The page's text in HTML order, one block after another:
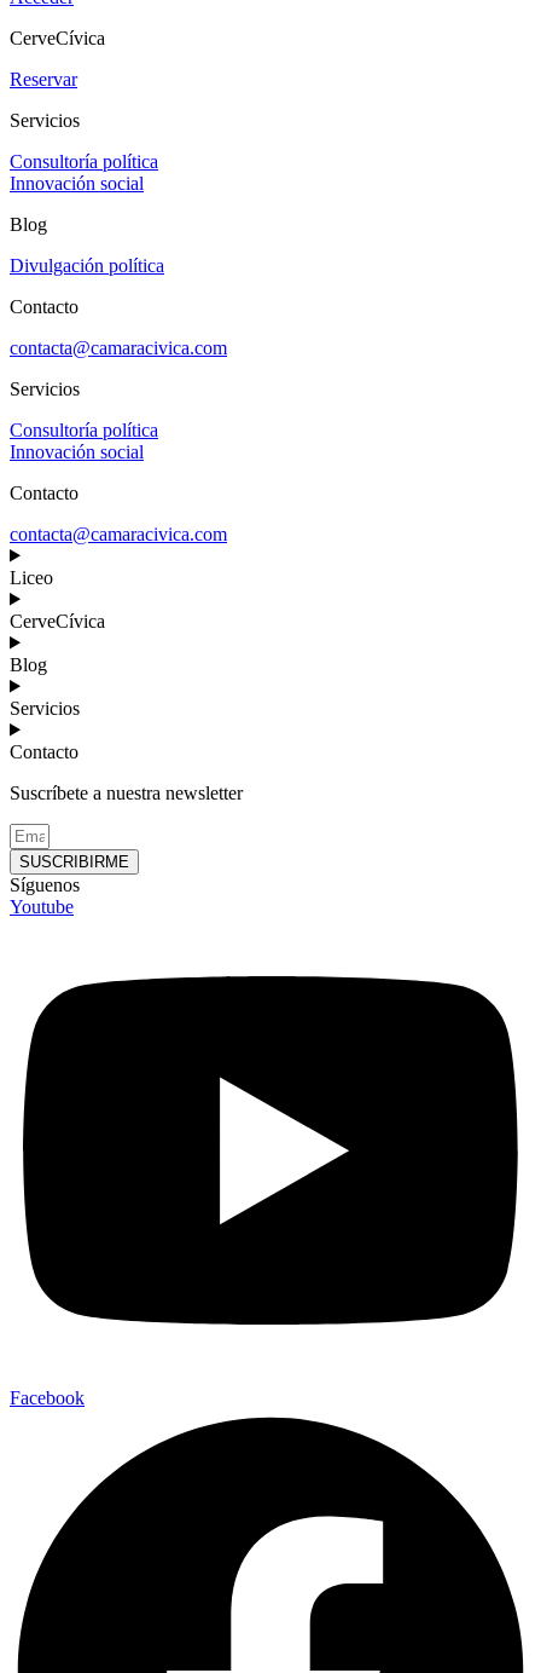
CerveCívica
Reservar
Servicios
Consultoría política
Innovación social
Blog
Divulgación política
Contacto
contacta@camaracivica.com
Servicios
Consultoría política
Innovación social
Contacto
contacta@camaracivica.com
Liceo
CerveCívica
Blog
Servicios
Contacto
Suscríbete a nuestra newsletter
SUSCRIBIRME
Síguenos
Youtube
Facebook